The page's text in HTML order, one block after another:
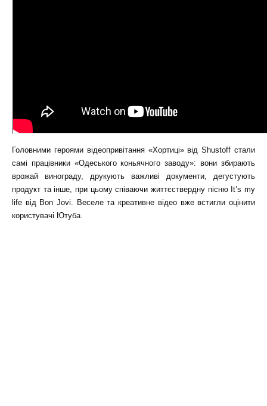
Головними героями відеопривітання «Хортиці» від Shustoff стали
самі працівники «Одеського коньячного заводу»: вони збирають
врожай винограду, друкують важливі документи, дегустують
продукт та інше, при цьому співаючи життєствердну пісню It’s my
life від Bon Jovi. Веселе та креативне відео вже встигли оцінити
користувачі Ютуба.